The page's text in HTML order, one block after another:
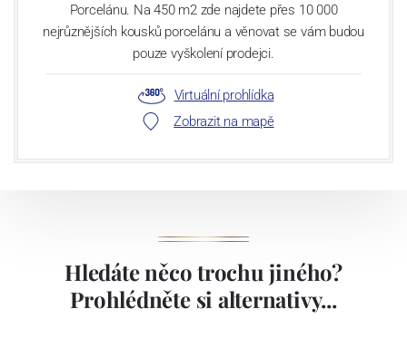
Porcelánu. Na 450 m2 zde najdete přes 10 000
nejrůznějších kousků porcelánu a věnovat se vám budou
pouze vyškolení prodejci.
Virtuální prohlídka
Zobrazit na mapě
Hledáte něco trochu jiného?
Prohlédněte si alternativy...